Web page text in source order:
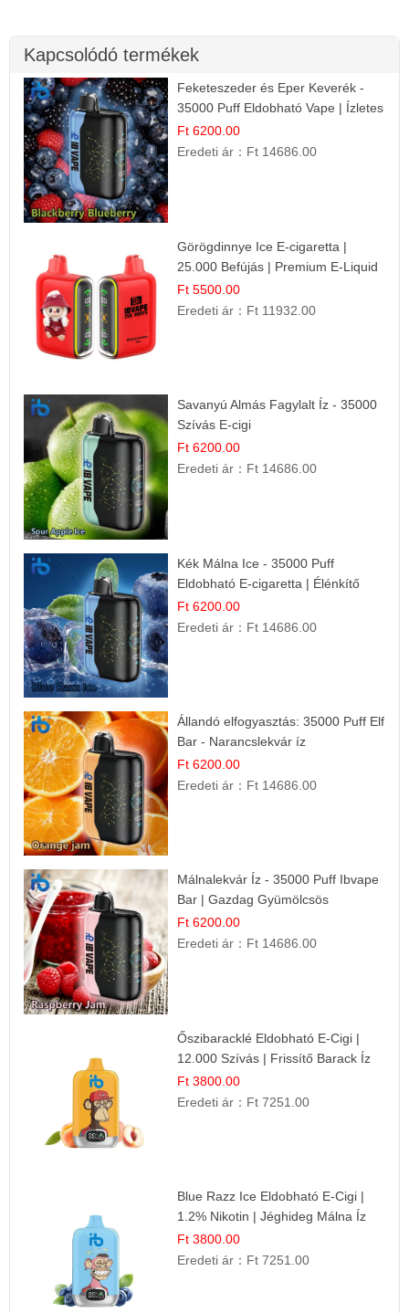
Kapcsolódó termékek
Feketeszeder és Eper Keverék -
35000 Puff Eldobható Vape | Ízletes
Gyümölcsökombináció!
Ft 6200.00
Eredeti ár： Ft 14686.00
Görögdinnye Ice E-cigaretta |
25.000 Befújás | Premium E-Liquid
Ft 5500.00
Eredeti ár： Ft 11932.00
Savanyú Almás Fagylalt Íz - 35000
Szívás E-cigi
Ft 6200.00
Eredeti ár： Ft 14686.00
Kék Málna Ice - 35000 Puff
Eldobható E-cigaretta | Élénkítő
Gyümölcsös Frissesség!
Ft 6200.00
Eredeti ár： Ft 14686.00
Állandó elfogyasztás: 35000 Puff Elf
Bar - Narancslekvár íz
Ft 6200.00
Eredeti ár： Ft 14686.00
Málnalekvár Íz - 35000 Puff Ibvape
Bar | Gazdag Gyümölcsös
Ízélmény!
Ft 6200.00
Eredeti ár： Ft 14686.00
Őszibaracklé Eldobható E-Cigi |
12.000 Szívás | Frissítő Barack Íz
Ft 3800.00
Eredeti ár： Ft 7251.00
Blue Razz Ice Eldobható E-Cigi |
1.2% Nikotin | Jéghideg Málna Íz
Ft 3800.00
Eredeti ár： Ft 7251.00